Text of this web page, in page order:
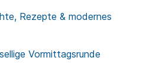
Rezepte & modernes
Vormittagsrunde